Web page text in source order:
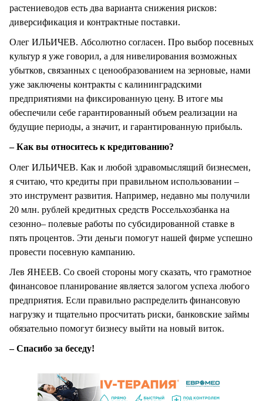
растениеводов есть два варианта снижения рисков:
диверсификация и контрактные поставки.
Олег ИЛЬИЧЕВ. Абсолютно согласен. Про выбор посевных
культур я уже говорил, а для нивелирования возможных
убытков, связанных с ценообразованием на зерновые, нами
уже заключены контракты с калининградскими
предприятиями на фиксированную цену. В итоге мы
обеспечили себе гарантированный объем реализации на
будущие периоды, а значит, и гарантированную прибыль.
– Как вы относитесь к кредитованию?
Олег ИЛЬИЧЕВ. Как и любой здравомыслящий бизнесмен,
я считаю, что кредиты при правильном использовании –
это инструмент развития. Например, недавно мы получили
20 млн. рублей кредитных средств Россельхозбанка на
сезонно– полевые работы по субсидированной ставке в
пять процентов. Эти деньги помогут нашей фирме успешно
провести посевную кампанию.
Лев ЯНЕЕВ. Со своей стороны могу сказать, что грамотное
финансовое планирование является залогом успеха любого
предприятия. Если правильно распределить финансовую
нагрузку и тщательно просчитать риски, банковские займы
обязательно помогут бизнесу выйти на новый виток.
– Спасибо за беседу!